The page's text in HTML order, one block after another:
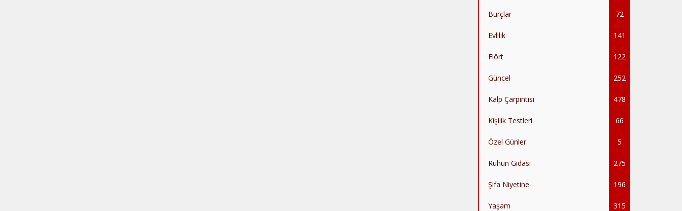
Burçlar 72
Evlilik 141
Flört 122
Güncel 252
Kalp Çarpıntısı 478
Kişilik Testleri 66
Özel Günler 5
Ruhun Gıdası 275
Şifa Niyetine 196
Yaşam 315